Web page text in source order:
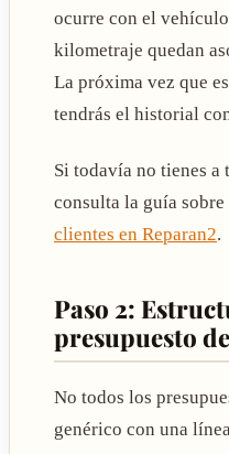
ocurre con el
kilometraje quedan
La próxima vez que
tendrás el historial
Si todavía no tienes a
consulta la guía sobre
clientes en Reparan2.
Paso 2:
presupuesto
No todos los
genérico con una